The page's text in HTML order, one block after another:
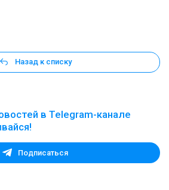
Назад к списку
в Telegram-канале
Подписаться